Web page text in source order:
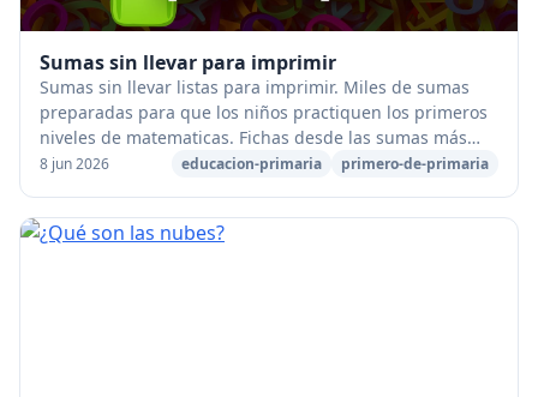
Sumas sin llevar para imprimir
Sumas sin llevar listas para imprimir. Miles de sumas
preparadas para que los niños practiquen los primeros
niveles de matematicas. Fichas desde las sumas más
básicas de una cifra, hasta seis cifras. ...
8 jun 2026 educacion-primaria primero-de-primaria